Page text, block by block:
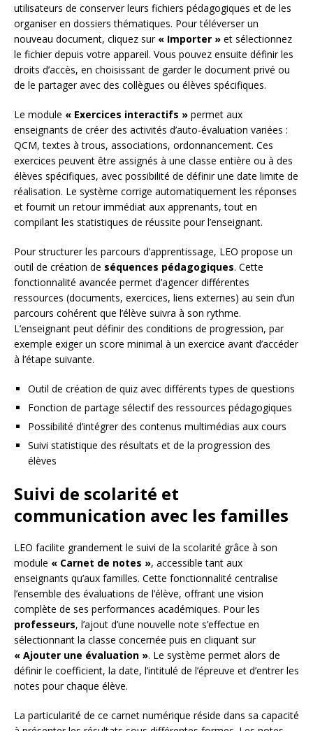
utilisateurs de conserver leurs fichiers pédagogiques et de les
organiser en dossiers thématiques. Pour téléverser un
nouveau document, cliquez sur « Importer » et sélectionnez
le fichier depuis votre appareil. Vous pouvez ensuite définir les
droits d’accès, en choisissant de garder le document privé ou
de le partager avec des collègues ou élèves spécifiques.
Le module « Exercices interactifs » permet aux
enseignants de créer des activités d’auto-évaluation variées :
QCM, textes à trous, associations, ordonnancement. Ces
exercices peuvent être assignés à une classe entière ou à des
élèves spécifiques, avec possibilité de définir une date limite de
réalisation. Le système corrige automatiquement les réponses
et fournit un retour immédiat aux apprenants, tout en
compilant les statistiques de réussite pour l’enseignant.
Pour structurer les parcours d’apprentissage, LEO propose un
outil de création de séquences pédagogiques. Cette
fonctionnalité avancée permet d’agencer différentes
ressources (documents, exercices, liens externes) au sein d’un
parcours cohérent que l’élève suivra à son rythme.
L’enseignant peut définir des conditions de progression, par
exemple exiger un score minimal à un exercice avant d’accéder
à l’étape suivante.
Outil de création de quiz avec différents types de questions
Fonction de partage sélectif des ressources pédagogiques
Possibilité d’intégrer des contenus multimédias aux cours
Suivi statistique des résultats et de la progression des
élèves
Suivi de scolarité et
communication avec les familles
LEO facilite grandement le suivi de la scolarité grâce à son
module « Carnet de notes », accessible tant aux
enseignants qu’aux familles. Cette fonctionnalité centralise
l’ensemble des évaluations de l’élève, offrant une vision
complète de ses performances académiques. Pour les
professeurs, l’ajout d’une nouvelle note s’effectue en
sélectionnant la classe concernée puis en cliquant sur
« Ajouter une évaluation ». Le système permet alors de
définir le coefficient, la date, l’intitulé de l’épreuve et d’entrer les
notes pour chaque élève.
La particularité de ce carnet numérique réside dans sa capacité